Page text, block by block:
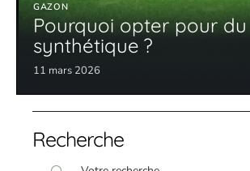
GAZON
Pourquoi opter pour
synthétique ?
11 mars 2026
Recherche